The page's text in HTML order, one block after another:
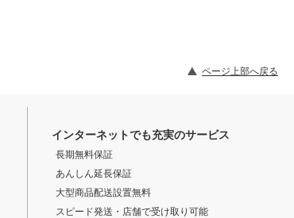
ページ上部へ戻る
インターネットでも充実のサービス
長期無料保証
あんしん延長保証
大型商品配送設置無料
スピード発送・店舗で受け取り可能